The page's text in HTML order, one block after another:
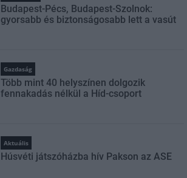
Budapest-Pécs, Budapest-Szolnok:
gyorsabb és biztonságosabb lett a vasút
Gazdaság
Több mint 40 helyszínen dolgozik
fennakadás nélkül a Híd-csoport
Aktuális
Húsvéti játszóházba hív Pakson az ASE